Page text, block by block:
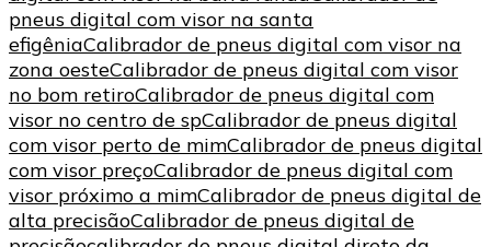
pneus digital com visor na santa
efigêniaCalibrador de pneus digital com visor na
zona oesteCalibrador de pneus digital com visor
no bom retiroCalibrador de pneus digital com
visor no centro de spCalibrador de pneus digital
com visor perto de mimCalibrador de pneus digital
com visor preçoCalibrador de pneus digital com
visor próximo a mimCalibrador de pneus digital de
alta precisãoCalibrador de pneus digital de